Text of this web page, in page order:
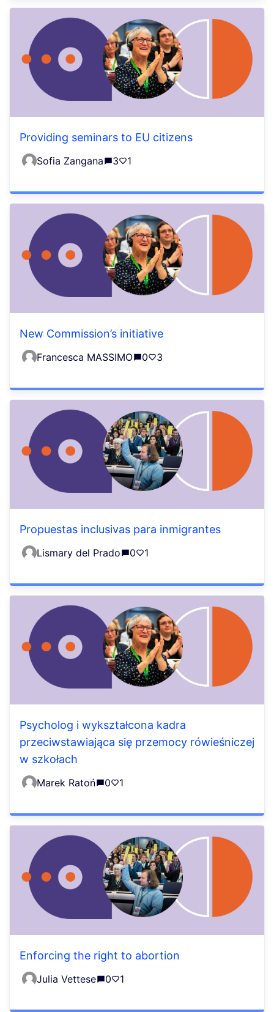
Providing seminars to EU citizens
Sofia Zangana 3 1
New Commission’s initiative
Francesca MASSIMO 0 3
Propuestas inclusivas para inmigrantes
Lismary del Prado 0 1
Psycholog i wykształcona kadra
przeciwstawiająca się przemocy rówieśniczej
w szkołach
Marek Ratoń 0 1
Enforcing the right to abortion
Julia Vettese 0 1